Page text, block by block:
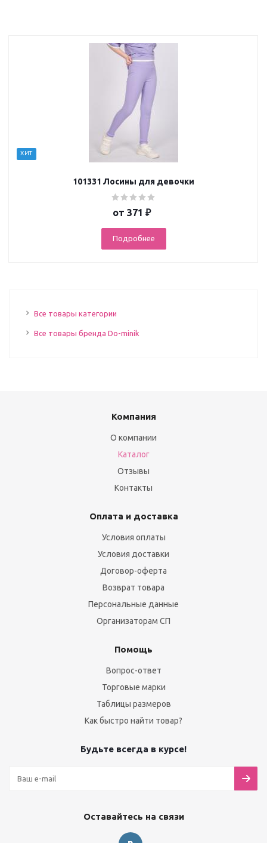
ХИТ
101331 Лосины для девочки
от 371 ₽
Подробнее
Все товары категории
Все товары бренда Do-minik
Компания
О компании
Каталог
Отзывы
Контакты
Оплата и доставка
Условия оплаты
Условия доставки
Договор-оферта
Возврат товара
Персональные данные
Организаторам СП
Помощь
Вопрос-ответ
Торговые марки
Таблицы размеров
Как быстро найти товар?
Будьте всегда в курсе!
Оставайтесь на связи